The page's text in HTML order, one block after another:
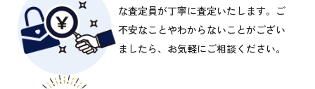
な査定員が丁寧に査定いたします。ご
不安なことやわからないことがござい
ましたら、お気軽にご相談ください。